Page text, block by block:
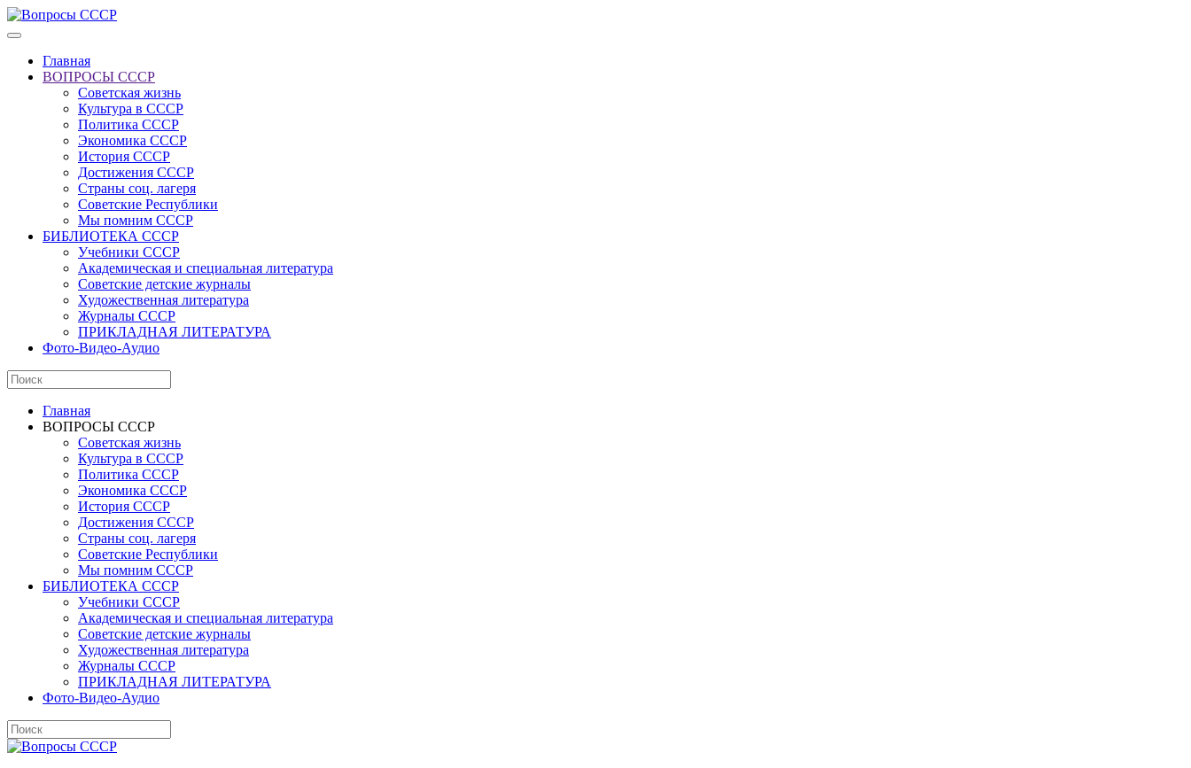
Главная
ВОПРОСЫ СССР
Советская жизнь
Культура в СССР
Политика СССР
Экономика СССР
История СССР
Достижения СССР
Страны соц. лагеря
Советские Республики
Мы помним СССР
БИБЛИОТЕКА СССР
Учебники СССР
Академическая и специальная литература
Советские детские журналы
Художественная литература
Журналы СССР
ПРИКЛАДНАЯ ЛИТЕРАТУРА
Фото-Видео-Аудио
Главная
ВОПРОСЫ СССР
Советская жизнь
Культура в СССР
Политика СССР
Экономика СССР
История СССР
Достижения СССР
Страны соц. лагеря
Советские Республики
Мы помним СССР
БИБЛИОТЕКА СССР
Учебники СССР
Академическая и специальная литература
Советские детские журналы
Художественная литература
Журналы СССР
ПРИКЛАДНАЯ ЛИТЕРАТУРА
Фото-Видео-Аудио